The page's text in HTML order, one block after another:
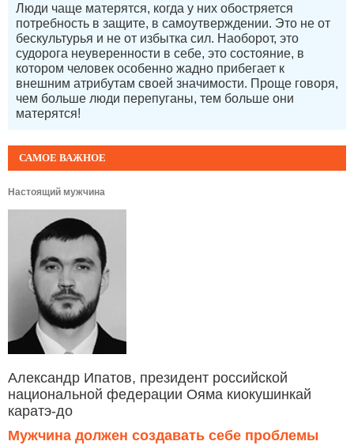
САМОЕ ВАЖНОЕ
Настоящий мужчина
Александр Ипатов, президент российской
национальной федерации Ояма киокушинкай
каратэ-до
Мужчина должен создавать себе проблемы
Люди чаще матерятся, когда у них обостряется
потребность в защите, в самоутверждении. Это не от
бескультурья и не от избытка сил. Наоборот, это
судорога неуверенности в себе, это состояние, в
котором человек особенно жадно прибегает к
внешним атрибутам своей значимости. Проще говоря,
чем больше люди перепуганы, тем больше они
матерятся!